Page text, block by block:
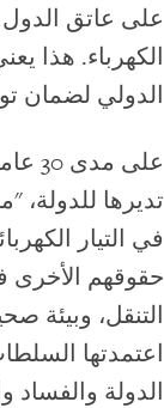
على عاتق
الكهرباء. هذا
الدولي لضمان
تديرها للدولة،
في التيار
حقوقهم الأخرى
التنقل، وبيئة
اعتمدتها
الدولة